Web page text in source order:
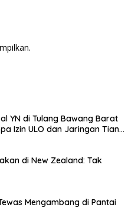
YN di Tulang Bawang Barat
Izin ULO dan Jaringan Tiang
di New Zealand: Tak
Mengambang di Pantai